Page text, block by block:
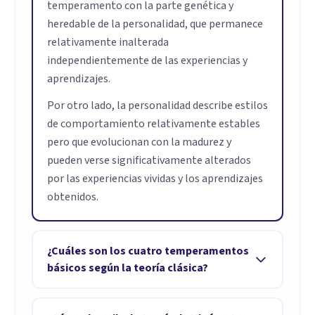
temperamento con la parte genética y
heredable de la personalidad, que permanece
relativamente inalterada
independientemente de las experiencias y
aprendizajes.
Por otro lado, la personalidad describe estilos
de comportamiento relativamente estables
pero que evolucionan con la madurez y
pueden verse significativamente alterados
por las experiencias vividas y los aprendizajes
obtenidos.
¿Cuáles son los cuatro temperamentos
básicos según la teoría clásica?